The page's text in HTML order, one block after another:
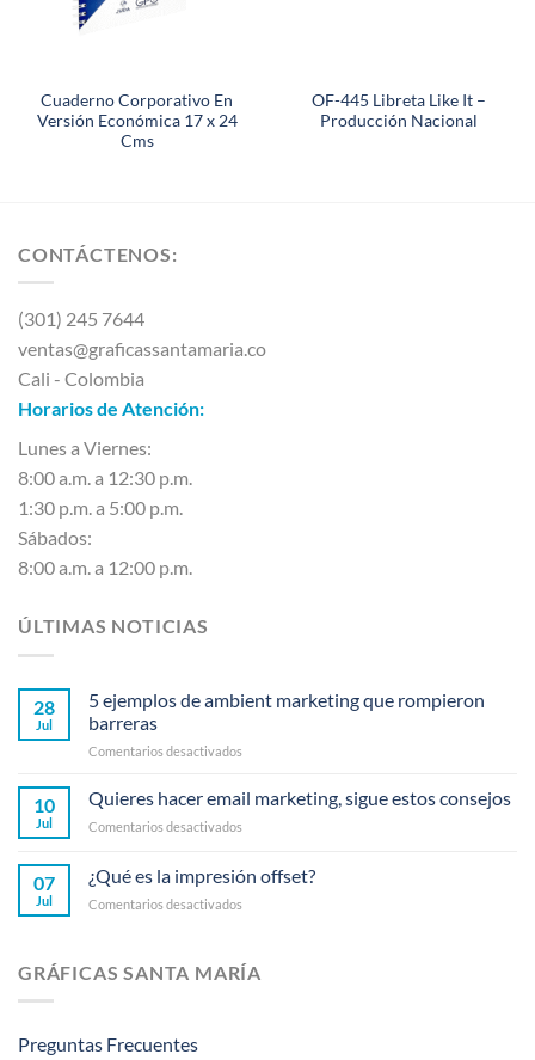
Cuaderno Corporativo En
Versión Económica 17 x 24
Cms
OF-445 Libreta Like It –
Producción Nacional
CONTÁCTENOS:
(301) 245 7644
ventas@graficassantamaria.co
Cali - Colombia
Horarios de Atención:
Lunes a Viernes:
8:00 a.m. a 12:30 p.m.
1:30 p.m. a 5:00 p.m.
Sábados:
8:00 a.m. a 12:00 p.m.
ÚLTIMAS NOTICIAS
28
Jul
5 ejemplos de ambient marketing que rompieron
barreras
Comentarios desactivados
ejemplos
de
ambient
que
barreras
10
Jul
Quieres hacer email marketing, sigue estos consejos
Comentarios desactivados
email
marketing,
consejos
07
Jul
¿Qué es la impresión offset?
Comentarios desactivados
la
impresión
GRÁFICAS SANTA MARÍA
Preguntas Frecuentes